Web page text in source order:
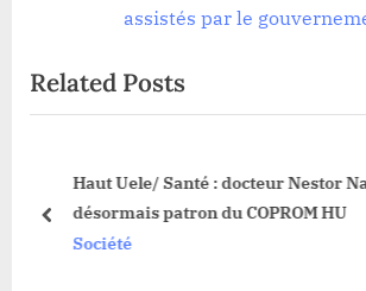
l’article
o
u
o
t
P
t
assistés par le
Related Posts
Haut Uele/ Santé : docteur Nestor
désormais patron du COPROM HU
Société
prev